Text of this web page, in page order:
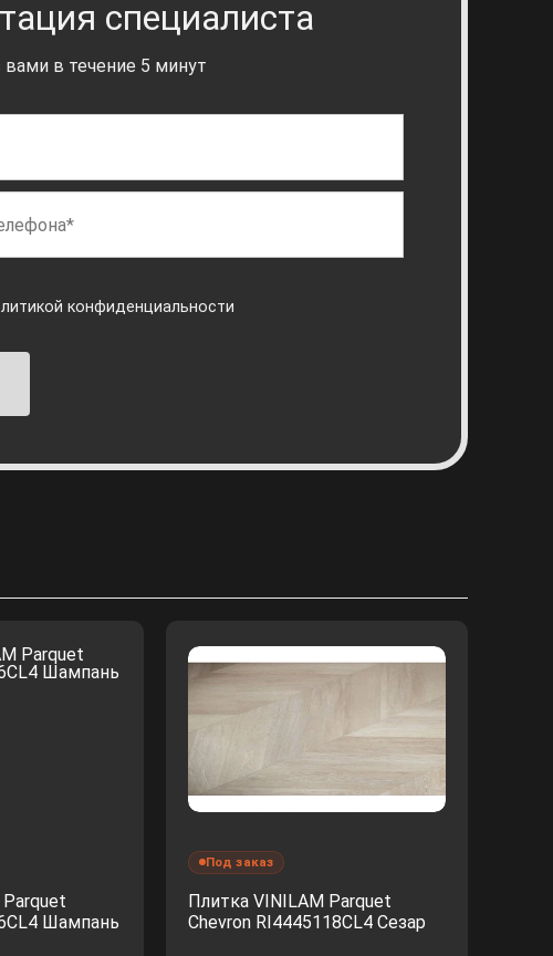
специалиста
в течение 5 минут
конфиденциальности
Шампань
Под заказ
Плитка VINILAM Parquet
Chevron RI4445118CL4 Сезар